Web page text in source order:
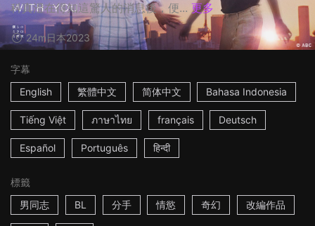
科真澄在得知這驚人的消息後，便... 更多
24m日本2023
字幕
English
繁體中文 简体中文 Bahasa Indonesia
Tiếng Việt ภาษาไทย français Deutsch
Español Português हिन्दी
標籤
男同志
BL 分手 情慾 奇幻 改編作品